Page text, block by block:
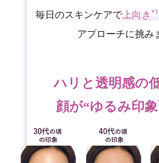
毎日のスキンケアで上向き *1
アプローチに挑み
ハリと透明感の
顔が“ゆるみ印象